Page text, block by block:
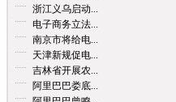
浙江义乌启动...
电子商务立法...
南京市将给电...
天津新规促电...
吉林省开展农...
阿里巴巴娄底...